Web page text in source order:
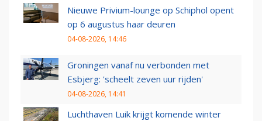
Nieuwe Privium-lounge op Schiphol opent
op 6 augustus haar deuren
04-08-2026, 14:46
Groningen vanaf nu verbonden met
Esbjerg: 'scheelt zeven uur rijden'
04-08-2026, 14:41
Luchthaven Luik krijgt komende winter